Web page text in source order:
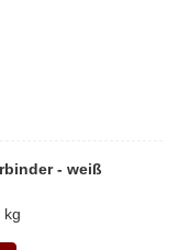
- weiß
kg